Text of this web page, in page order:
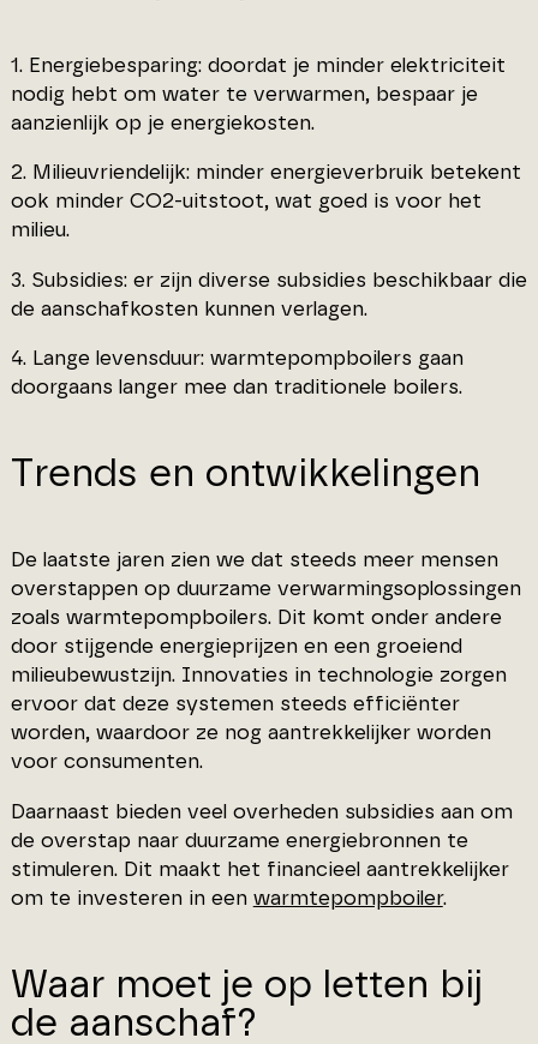
1. Energiebesparing: doordat je minder elektriciteit
nodig hebt om water te verwarmen, bespaar je
aanzienlijk op je energiekosten.
2. Milieuvriendelijk: minder energieverbruik betekent
ook minder CO2-uitstoot, wat goed is voor het
milieu.
3. Subsidies: er zijn diverse subsidies beschikbaar die
de aanschafkosten kunnen verlagen.
4. Lange levensduur: warmtepompboilers gaan
doorgaans langer mee dan traditionele boilers.
Trends en ontwikkelingen
De laatste jaren zien we dat steeds meer mensen
overstappen op duurzame verwarmingsoplossingen
zoals warmtepompboilers. Dit komt onder andere
door stijgende energieprijzen en een groeiend
milieubewustzijn. Innovaties in technologie zorgen
ervoor dat deze systemen steeds efficiënter
worden, waardoor ze nog aantrekkelijker worden
voor consumenten.
Daarnaast bieden veel overheden subsidies aan om
de overstap naar duurzame energiebronnen te
stimuleren. Dit maakt het financieel aantrekkelijker
om te investeren in een warmtepompboiler.
Waar moet je op letten bij
de aanschaf?